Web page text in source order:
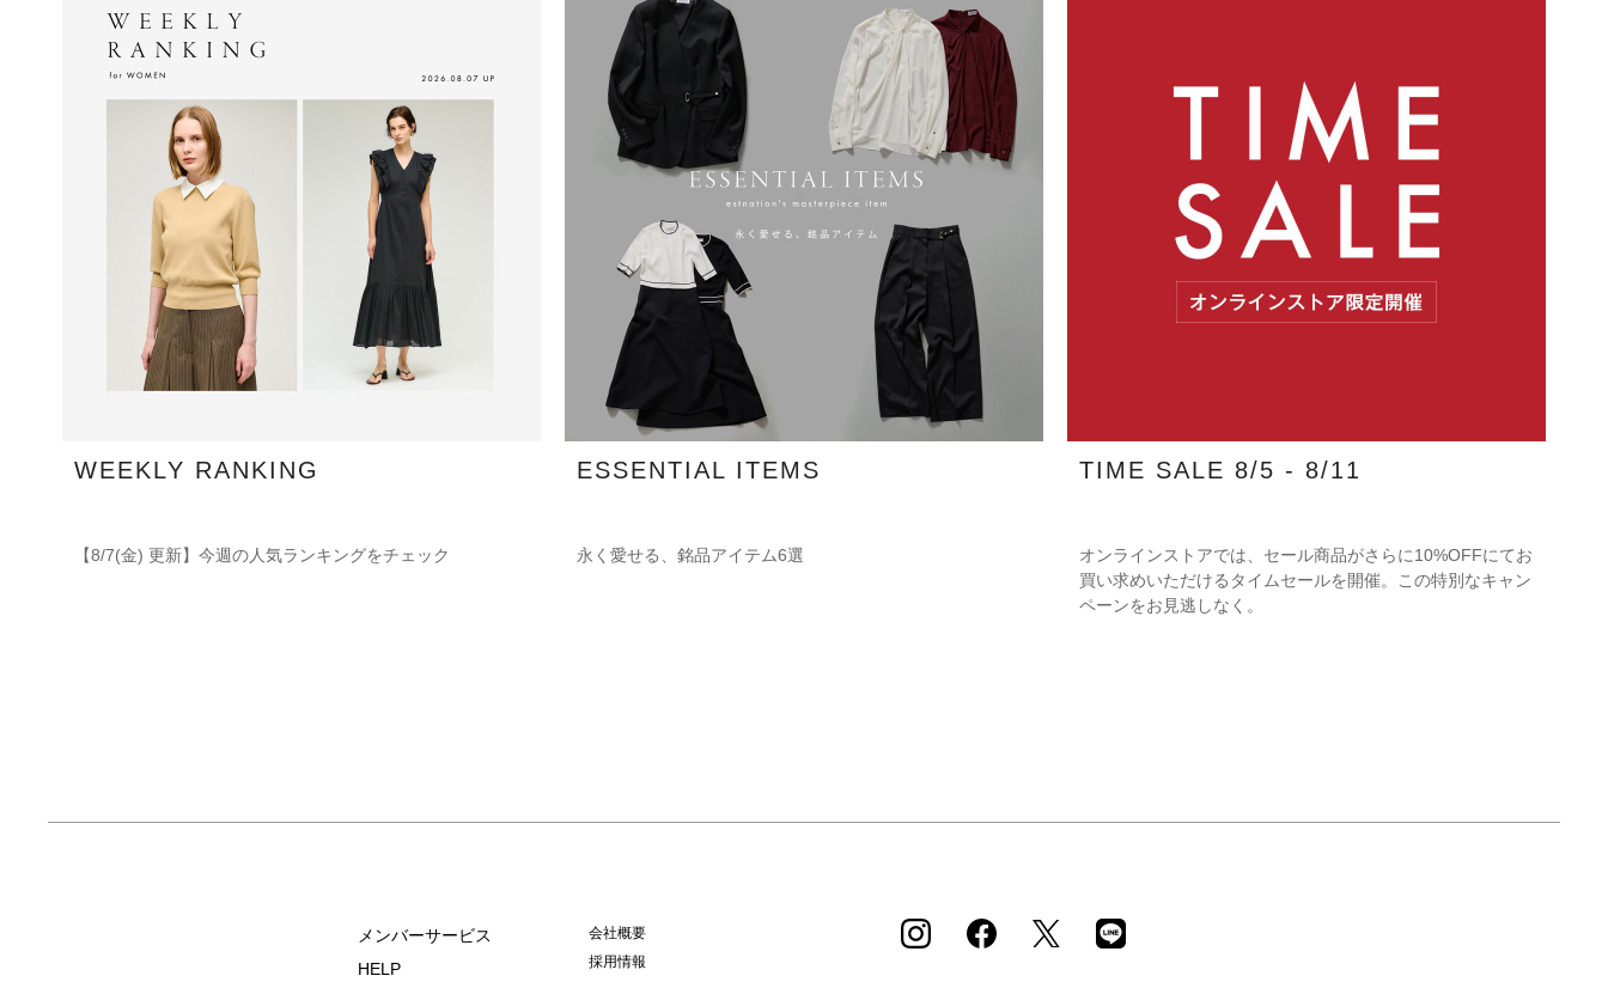
WEEKLY RANKING
【8/7(金) 更新】今週の人気ランキングをチェック
ESSENTIAL ITEMS
永く愛せる、銘品アイテム6選
TIME SALE 8/5 - 8/11
オンラインストアでは、セール商品がさらに10%OFFにてお
買い求めいただけるタイムセールを開催。この特別なキャン
ペーンをお見逃しなく。
メンバーサービス
HELP
会社概要
採用情報